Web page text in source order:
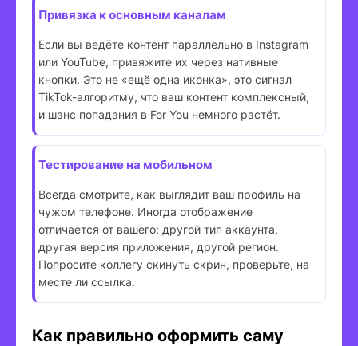
Привязка к основным каналам
Если вы ведёте контент параллельно в Instagram
или YouTube, привяжите их через нативные
кнопки. Это не «ещё одна иконка», это сигнал
TikTok-алгоритму, что ваш контент комплексный,
и шанс попадания в For You немного растёт.
Тестирование на мобильном
Всегда смотрите, как выглядит ваш профиль на
чужом телефоне. Иногда отображение
отличается от вашего: другой тип аккаунта,
другая версия приложения, другой регион.
Попросите коллегу скинуть скрин, проверьте, на
месте ли ссылка.
Как правильно оформить саму